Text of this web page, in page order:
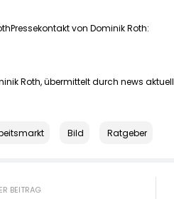
von Dominik Roth:
Roth, übermittelt durch news aktuell
Bild Ratgeber
BEITRAG